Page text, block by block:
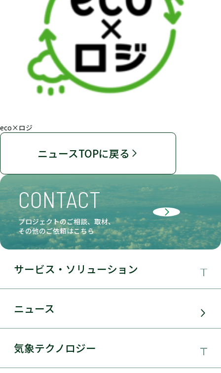
eco×ロジ
ニュースTOPに戻る
CONTACT
プロジェクトのご相談、取材、
その他のご依頼はこちら
サービス・ソリューション
事業領域
サービス・ソリューション
ニュース
気象テクノロジー